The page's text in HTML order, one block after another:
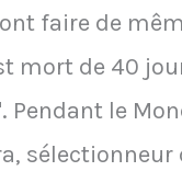
faire de
mort de 40
Pendant le
sélectionneur